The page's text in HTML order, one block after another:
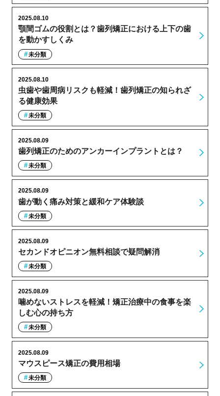
顎間ゴムの役割とは？歯列矯正における上下の歯
を動かすしくみ
2025.08.10
未分類
虫歯や歯周病リスクも軽減！歯列矯正の知られざ
る健康効果
2025.08.10
未分類
歯列矯正のためのアンカーインプラントとは？
2025.08.09
未分類
歯が動く痛み対策と緩和ケア体験談
2025.08.09
未分類
セカンドオピニオン無料相談で疑問解消
2025.08.09
未分類
噛めないストレスを軽減！矯正治療中の食事を楽
しむ心の持ち方
2025.08.09
未分類
マウスピース矯正の費用相場
2025.08.09
未分類